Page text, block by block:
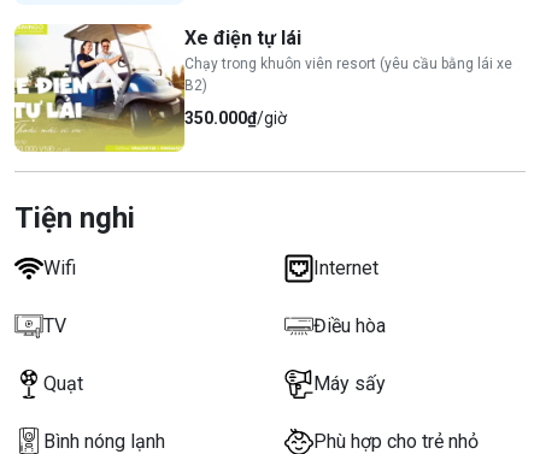
Xe điện tự lái
Chạy trong khuôn viên resort (yêu cầu bằng lái xe
B2)
350.000₫/giờ
Tiện nghi
Wifi Internet
TV Điều hòa
Quạt Máy sấy
Bình nóng lạnh Phù hợp cho trẻ nhỏ